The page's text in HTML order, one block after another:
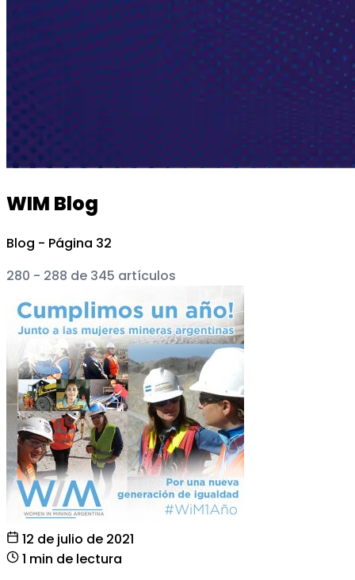
WIM Blog
Blog - Página 32
280 - 288 de 345 artículos
12 de julio de 2021
1 min de lectura